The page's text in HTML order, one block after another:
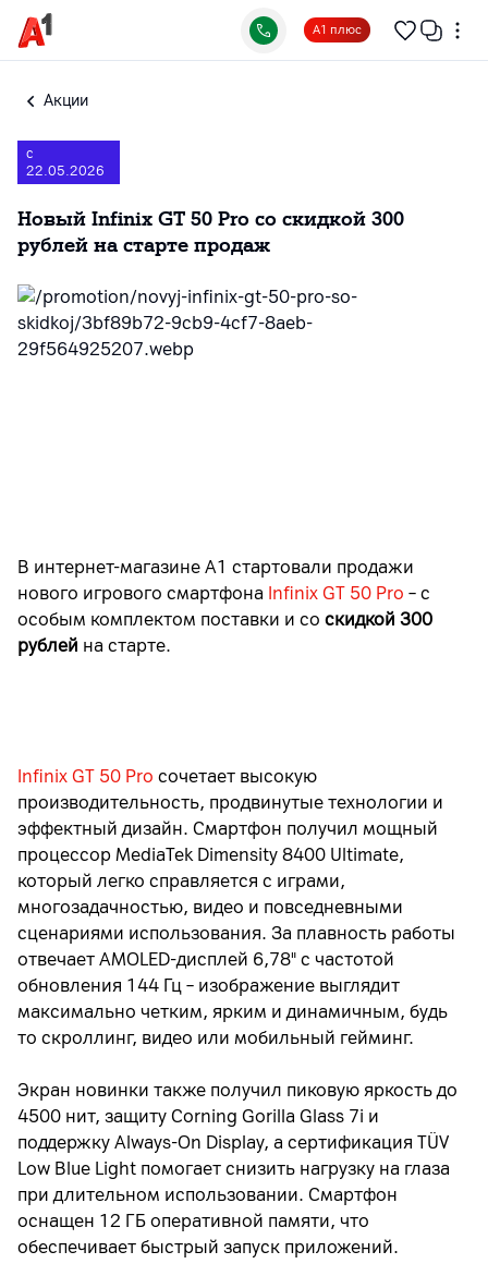
А1 плюс
Акции
с
22.05.2026
Новый Infinix GT 50 Pro со скидкой 300
рублей на старте продаж
В интернет-магазине А1 стартовали продажи
нового игрового смартфона Infinix GT 50 Pro – с
особым комплектом поставки и со скидкой 300
рублей на старте.
Infinix GT 50 Pro сочетает высокую
производительность, продвинутые технологии и
эффектный дизайн. Смартфон получил мощный
процессор MediaTek Dimensity 8400 Ultimate,
который легко справляется с играми,
многозадачностью, видео и повседневными
сценариями использования. За плавность работы
отвечает AMOLED-дисплей 6,78" с частотой
обновления 144 Гц – изображение выглядит
максимально четким, ярким и динамичным, будь
то скроллинг, видео или мобильный гейминг.
Экран новинки также получил пиковую яркость до
4500 нит, защиту Corning Gorilla Glass 7i и
поддержку Always-On Display, а сертификация TÜV
Low Blue Light помогает снизить нагрузку на глаза
при длительном использовании. Смартфон
оснащен 12 ГБ оперативной памяти, что
обеспечивает быстрый запуск приложений.